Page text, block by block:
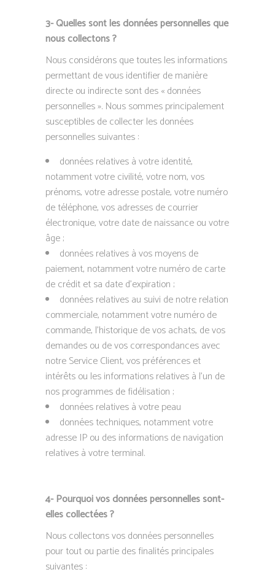
3- Quelles sont les données personnelles que
nous collectons ?
Nous considérons que toutes les informations
permettant de vous identifier de manière
directe ou indirecte sont des « données
personnelles ». Nous sommes principalement
susceptibles de collecter les données
personnelles suivantes :
données relatives à votre identité,
notamment votre civilité, votre nom, vos
prénoms, votre adresse postale, votre numéro
de téléphone, vos adresses de courrier
électronique, votre date de naissance ou votre
âge ;
données relatives à vos moyens de
paiement, notamment votre numéro de carte
de crédit et sa date d’expiration ;
données relatives au suivi de notre relation
commerciale, notamment votre numéro de
commande, l’historique de vos achats, de vos
demandes ou de vos correspondances avec
notre Service Client, vos préférences et
intérêts ou les informations relatives à l’un de
nos programmes de fidélisation ;
données relatives à votre peau
données techniques, notamment votre
adresse IP ou des informations de navigation
relatives à votre terminal.
4- Pourquoi vos données personnelles sont-
elles collectées ?
Nous collectons vos données personnelles
pour tout ou partie des finalités principales
suivantes :